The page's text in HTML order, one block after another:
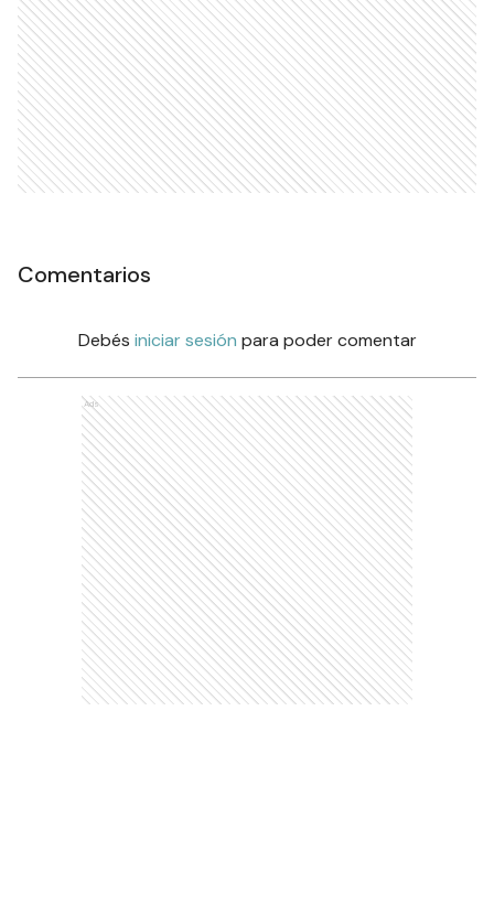
Gendarmería incautó 40
kilos de hojas de coca en un
operativo sobre la Ruta 39
POLICIALES
Comentarios
Debésiniciar sesiónpara poder comentar